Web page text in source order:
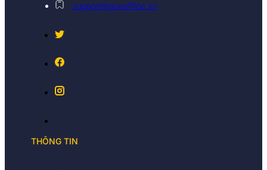
support@sunoffice.vn
THÔNG TIN